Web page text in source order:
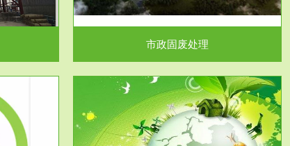
...
市政固废处理
害因素分布与浓（强）度...
服务范围